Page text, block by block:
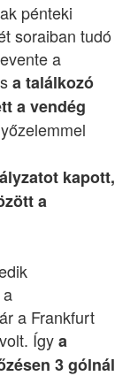
pénteki
soraiban tudó
a
a találkozó
a vendég
kapott,
a
a Frankfurt
Ígya
3 gólnál